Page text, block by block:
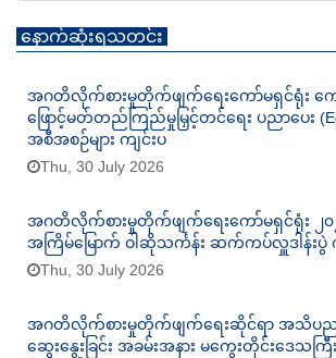
နောက်ဆုံးရသတင်း
အဂတိလိုက်စားမှုတိုက်ဖျက်ရေးကော်မရှင်ရုံး ကျ
ဖြောင့်မတ်တည်ကြည်မှုမြှင့်တင်ရေး ပညာပေး
အစီအစဉ်များ ကျင်းပ
Thu, 30 July 2026
အဂတိလိုက်စားမှုတိုက်ဖျက်ရေးကော်မရှင်ရုံး ၂၀
အကြိမ်မြောက် ဝါဆိုသင်္ကန်း ဆက်ကပ်လှူဒါန်းပွဲ
Thu, 30 July 2026
အဂတိလိုက်စားမှုတိုက်ဖျက်ရေးဆိုင်ရာ အသိပညာ
ဆွေးနွေးခြင်း အခမ်းအနား မကွေးတိုင်းဒေသက